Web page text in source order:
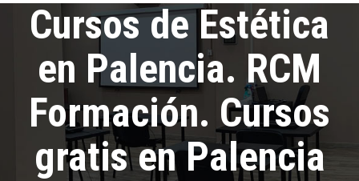
Cursos de Estética
en Palencia. RCM
Formación. Cursos
gratis en Palencia